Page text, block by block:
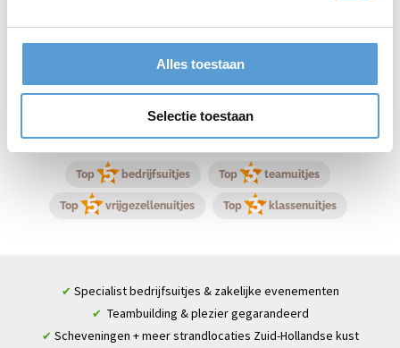
Alles toestaan
Selectie toestaan
Offerte aanvragen
Top bedrijfsuitjes Top teamuitjes
Top vrijgezellenuitjes Top klassenuitjes
✔ Specialist bedrijfsuitjes & zakelijke evenementen
✔ Teambuilding & plezier gegarandeerd
✔ Scheveningen + meer strandlocaties Zuid-Hollandse kust